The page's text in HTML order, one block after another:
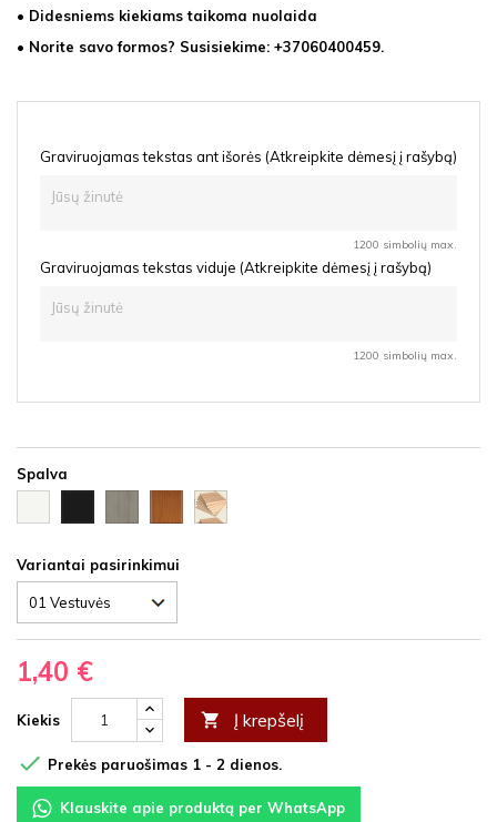
• Didesniems kiekiams taikoma nuolaida
• Norite savo formos? Susisiekime: +37060400459.
Graviruojamas tekstas ant išorės (Atkreipkite dėmesį į rašybą)
1200 simbolių max.
Graviruojamas tekstas viduje (Atkreipkite dėmesį į rašybą)
1200 simbolių max.
Spalva
HDF
HDF
latte
Vyšnia
HDF
Nedažyta
fanera
Variantai pasirinkimui
1,40 €
Kiekis  Į krepšelį
 Prekės paruošimas 1 - 2 dienos.
Klauskite apie produktą per WhatsApp